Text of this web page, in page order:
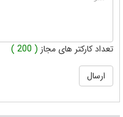
تعداد کارکتر های مجاز ( 200 )